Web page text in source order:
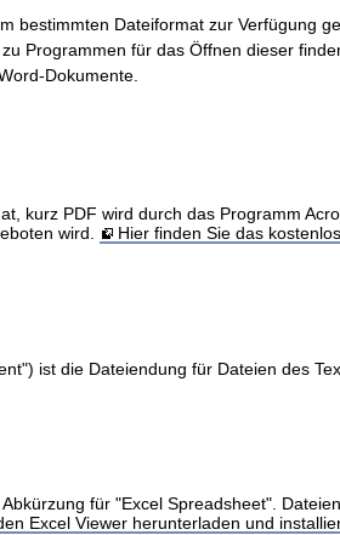
bestimmten Dateiformat zur Verfügung
Programmen für das Öffnen dieser
Dokumente.
kurz PDF wird durch das Programm
wird.
Hier finden Sie das
ist die Dateiendung für Dateien des
für "Excel Spreadsheet".
Excel Viewer herunterladen und